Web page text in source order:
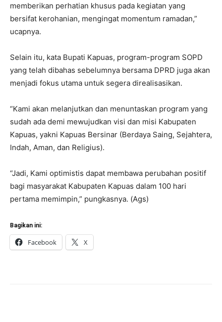
memberikan perhatian khusus pada kegiatan yang
bersifat kerohanian, mengingat momentum ramadan,”
ucapnya.
Selain itu, kata Bupati Kapuas, program-program SOPD
yang telah dibahas sebelumnya bersama DPRD juga akan
menjadi fokus utama untuk segera direalisasikan.
“Kami akan melanjutkan dan menuntaskan program yang
sudah ada demi mewujudkan visi dan misi Kabupaten
Kapuas, yakni Kapuas Bersinar (Berdaya Saing, Sejahtera,
Indah, Aman, dan Religius).
“Jadi, Kami optimistis dapat membawa perubahan positif
bagi masyarakat Kabupaten Kapuas dalam 100 hari
pertama memimpin,” pungkasnya. (Ags)
Bagikan ini:
Facebook X